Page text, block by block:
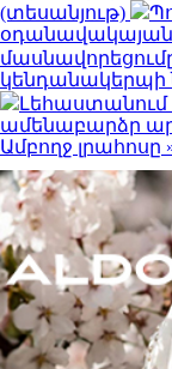
(տեսանյութ)
կենդանակերպի
Լեհաստանում
ամենաբարձր
Ամբողջ լրահոսը